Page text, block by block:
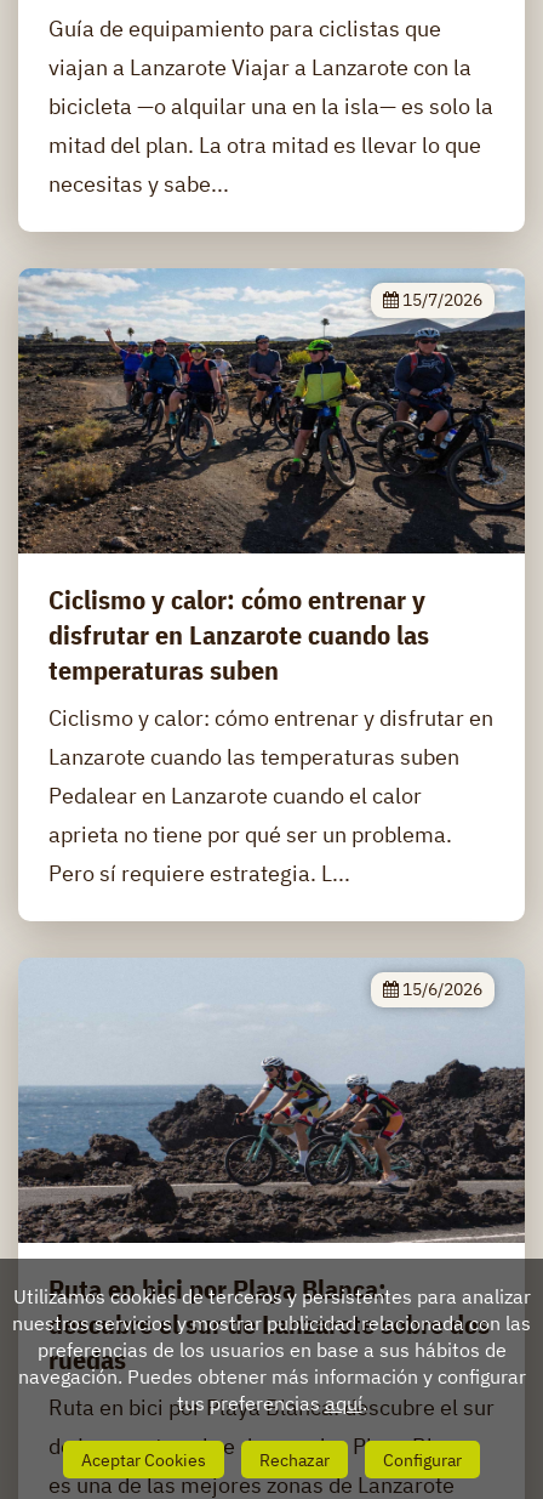
Guía de equipamiento para ciclistas que
viajan a Lanzarote Viajar a Lanzarote con la
bicicleta —o alquilar una en la isla— es solo la
mitad del plan. La otra mitad es llevar lo que
necesitas y sabe...
15/7/2026
Ciclismo y calor: cómo entrenar y
disfrutar en Lanzarote cuando las
temperaturas suben
Ciclismo y calor: cómo entrenar y disfrutar en
Lanzarote cuando las temperaturas suben
Pedalear en Lanzarote cuando el calor
aprieta no tiene por qué ser un problema.
Pero sí requiere estrategia. L...
15/6/2026
Ruta en bici por Playa Blanca:
descubre el sur de Lanzarote sobre dos
ruedas
Ruta en bici por Playa Blanca: descubre el sur
de Lanzarote sobre dos ruedas Playa Blanca
es una de las mejores zonas de Lanzarote
Utilizamos cookies de terceros y persistentes para analizar
nuestros servicios y mostrar publicidad relacionada con las
preferencias de los usuarios en base a sus hábitos de
navegación. Puedes obtener más información y configurar
tus preferenciasaquí.
Aceptar Cookies Rechazar Configurar